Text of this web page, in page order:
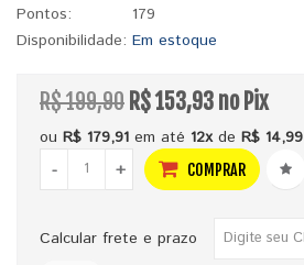
Pontos:
179
Disponibilidade: Em estoque
R$ 199,90 R$ 153,93 no Pix
ou R$ 179,91 em até 12xde R$ 14,99
-
+ COMPRAR
Calcular frete e prazo